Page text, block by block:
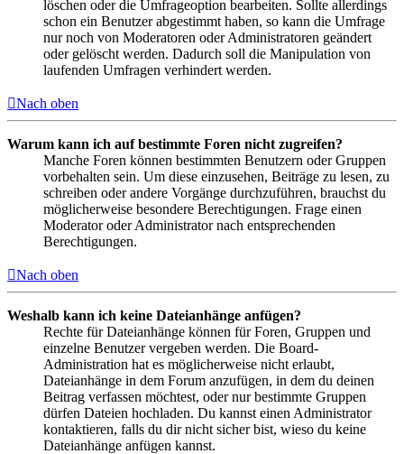
löschen oder die Umfrageoption bearbeiten. Sollte allerdings
schon ein Benutzer abgestimmt haben, so kann die Umfrage
nur noch von Moderatoren oder Administratoren geändert
oder gelöscht werden. Dadurch soll die Manipulation von
laufenden Umfragen verhindert werden.
Nach oben
Warum kann ich auf bestimmte Foren nicht zugreifen?
Manche Foren können bestimmten Benutzern oder Gruppen
vorbehalten sein. Um diese einzusehen, Beiträge zu lesen, zu
schreiben oder andere Vorgänge durchzuführen, brauchst du
möglicherweise besondere Berechtigungen. Frage einen
Moderator oder Administrator nach entsprechenden
Berechtigungen.
Nach oben
Weshalb kann ich keine Dateianhänge anfügen?
Rechte für Dateianhänge können für Foren, Gruppen und
einzelne Benutzer vergeben werden. Die Board-
Administration hat es möglicherweise nicht erlaubt,
Dateianhänge in dem Forum anzufügen, in dem du deinen
Beitrag verfassen möchtest, oder nur bestimmte Gruppen
dürfen Dateien hochladen. Du kannst einen Administrator
kontaktieren, falls du dir nicht sicher bist, wieso du keine
Dateianhänge anfügen kannst.